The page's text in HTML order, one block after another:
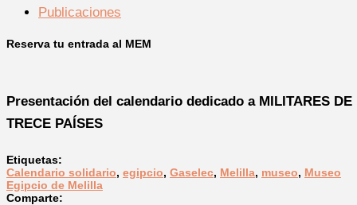
Publicaciones
Reserva tu entrada al MEM
Presentación del calendario dedicado a MILITARES DE
TRECE PAÍSES
Etiquetas:
Calendario solidario, egipcio, Gaselec, Melilla, museo, Museo
Egipcio de Melilla
Comparte: